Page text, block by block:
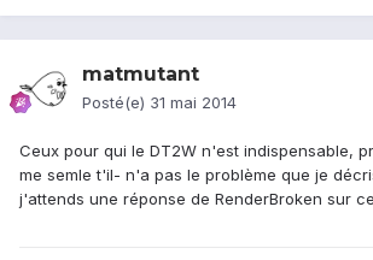
matmutant
Posté(e) 31 mai 2014
Ceux pour qui le DT2W n'est indispensable,
me semle t'il- n'a pas le problème que je
j'attends une réponse de RenderBroken sur